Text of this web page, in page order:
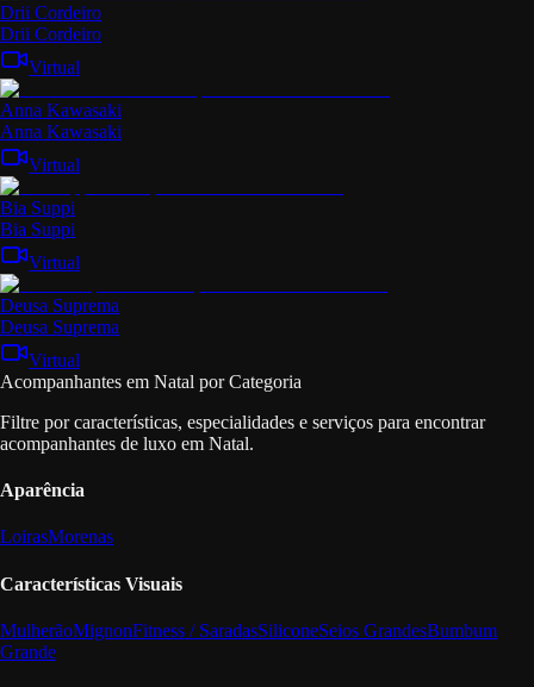
Drii Cordeiro
Drii Cordeiro
Virtual
Anna Kawasaki
Anna Kawasaki
Virtual
Bia Suppi
Bia Suppi
Virtual
Deusa Suprema
Deusa Suprema
Virtual
Acompanhantes em Natal por Categoria
Filtre por características, especialidades e serviços para encontrar
acompanhantes de luxo em Natal.
Aparência
LoirasMorenas
Características Visuais
MulherãoMignonFitness / SaradasSiliconeSeios GrandesBumbum
Grande